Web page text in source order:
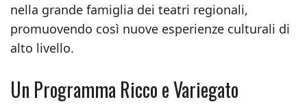
nella grande famiglia dei teatri regionali,
promuovendo così nuove esperienze culturali di
alto livello.
Un Programma Ricco e Variegato